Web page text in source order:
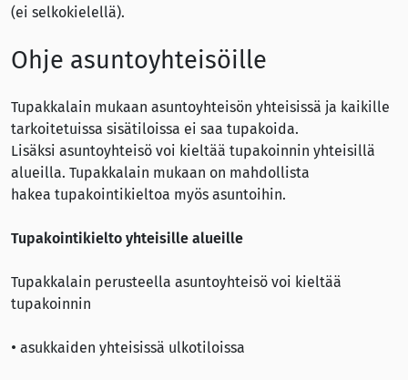
(ei selkokielellä).
Ohje asuntoyhteisöille
Tupakkalain mukaan asuntoyhteisön yhteisissä ja kaikille
tarkoitetuissa sisätiloissa ei saa tupakoida.
Lisäksi asuntoyhteisö voi kieltää tupakoinnin yhteisillä
alueilla. Tupakkalain mukaan on mahdollista
hakea tupakointikieltoa myös asuntoihin.
Tupakointikielto yhteisille alueille
Tupakkalain perusteella asuntoyhteisö voi kieltää
tupakoinnin
• asukkaiden yhteisissä ulkotiloissa